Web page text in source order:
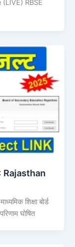
RBSE
​Rajasthan
शिक्षा बोर्ड
घोषित